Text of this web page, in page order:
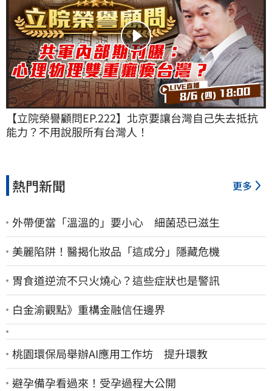
【立院榮譽顧問EP.222】北京要讓台灣自己失去抵抗
能力？不用說服所有台灣人！
熱門新聞 更多
外帶便當「溫溫的」要小心 細菌恐已滋生
美麗陷阱！醫揭化妝品「這成分」隱藏危機
胃食道逆流不只火燒心？這些症狀也是警訊
白金渝觀點》重構金融信任邊界
桃園環保局舉辦AI應用工作坊 提升環教
避孕備孕看過來！受孕過程大公開